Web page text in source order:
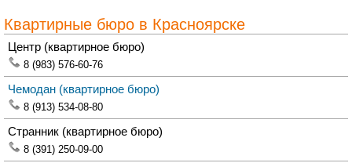
Квартирные бюро в Красноярске
Центр (квартирное бюро)
8 (983) 576-60-76
Чемодан (квартирное бюро)
8 (913) 534-08-80
Странник (квартирное бюро)
8 (391) 250-09-00